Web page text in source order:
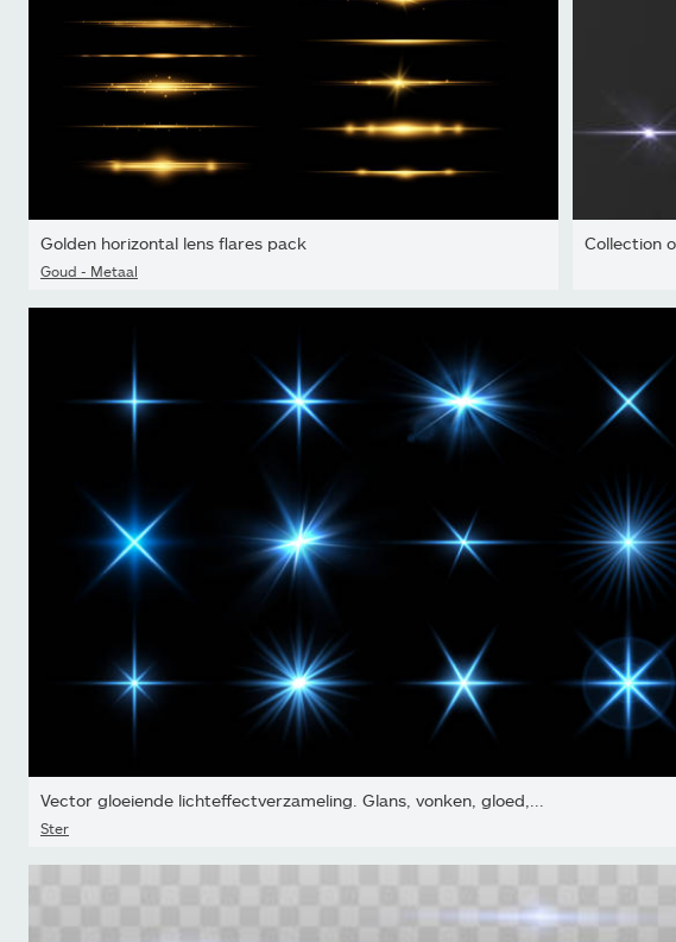
Golden horizontal lens flares pack
Goud - Metaal
Collection
Vector gloeiende lichteffectverzameling. Glans, vonken, gloed,...
Ster